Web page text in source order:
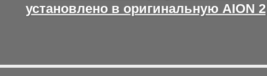
установлено в оригинальную AION 2